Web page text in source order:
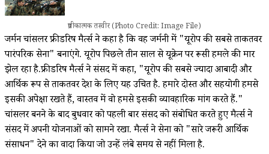
प्रतीकात्मक तस्वीर (Photo Credit: Image File)
जर्मन चांसलर फ्रीडरिष मैर्त्स ने कहा है कि वह जर्मनी में "यूरोप की सबसे ताकतवर
पारंपरिक सेना" बनाएंगे. यूरोप पिछले तीन साल से यूक्रेन पर रूसी हमले की मार
झेल रहा है.फ्रीडरिष मैर्त्स ने संसद में कहा, "यूरोप की सबसे ज्यादा आबादी और
आर्थिक रूप से ताकतवर देश के लिए यह उचित है. हमारे दोस्त और सहयोगी हमसे
इसकी अपेक्षा रखते हैं, वास्तव में वो हमसे इसकी व्यावहारिक मांग करते हैं."
चांसलर बनने के बाद बुधवार को पहली बार संसद को संबोधित करते हुए मैर्त्स ने
संसद में अपनी योजनाओं को सामने रखा. मैर्त्स ने सेना को "सारे जरूरी आर्थिक
संसाधन" देने का वादा किया जो उन्हें लंबे समय से नहीं मिला है.